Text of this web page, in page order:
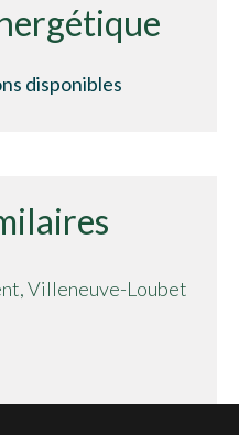
disponibles
Villeneuve-Loubet